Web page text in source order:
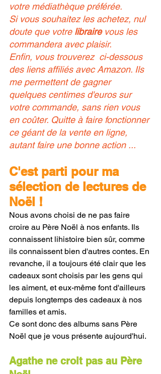
votre médiathèque préférée.
Si vous souhaitez les achetez, nul
doute que votre libraire vous les
commandera avec plaisir.
Enfin, vous trouverez  ci-dessous
des liens affiliés avec Amazon. Ils
me permettent de gagner
quelques centimes d'euros sur
votre commande, sans rien vous
en coûter. Quitte à faire fonctionner
ce géant de la vente en ligne,
autant faire une bonne action ...
C'est parti pour ma
sélection de lectures de
Noël !
Nous avons choisi de ne pas faire
croire au Père Noël à nos enfants. Ils
connaissent lihistoire bien sûr, comme
ils connaissent bien d'autres contes. En
revanche, il a toujours été clair que les
cadeaux sont choisis par les gens qui
les aiment, et eux-même font d'ailleurs
depuis longtemps des cadeaux à nos
familles et amis.
Ce sont donc des albums sans Père
Noël que je vous présente aujourd'hui.
Agathe ne croit pas au Père